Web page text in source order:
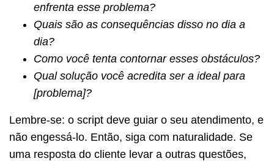
enfrenta esse problema?
Quais são as consequências disso no dia a
dia?
Como você tenta contornar esses obstáculos?
Qual solução você acredita ser a ideal para
[problema]?
Lembre-se: o script deve guiar o seu atendimento, e
não engessá-lo. Então, siga com naturalidade. Se
uma resposta do cliente levar a outras questões,